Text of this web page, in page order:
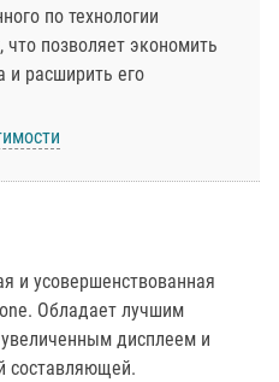
по технологии
позволяет экономить
и расширить его
и усовершенствованная
Обладает лучшим
дисплеем и
составляющей.